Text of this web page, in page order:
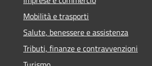
Mobilità e trasporti
Salute, benessere e assistenza
Tributi, finanze e contravvenzioni